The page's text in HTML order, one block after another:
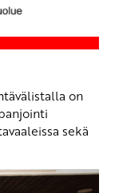
on
sekä